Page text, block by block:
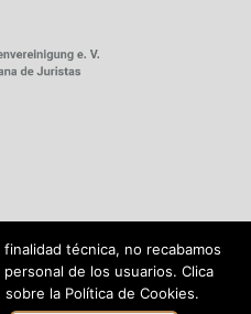
privacidad
legal
técnica, no recabamos
de los usuarios. Clica
la Política de Cookies.